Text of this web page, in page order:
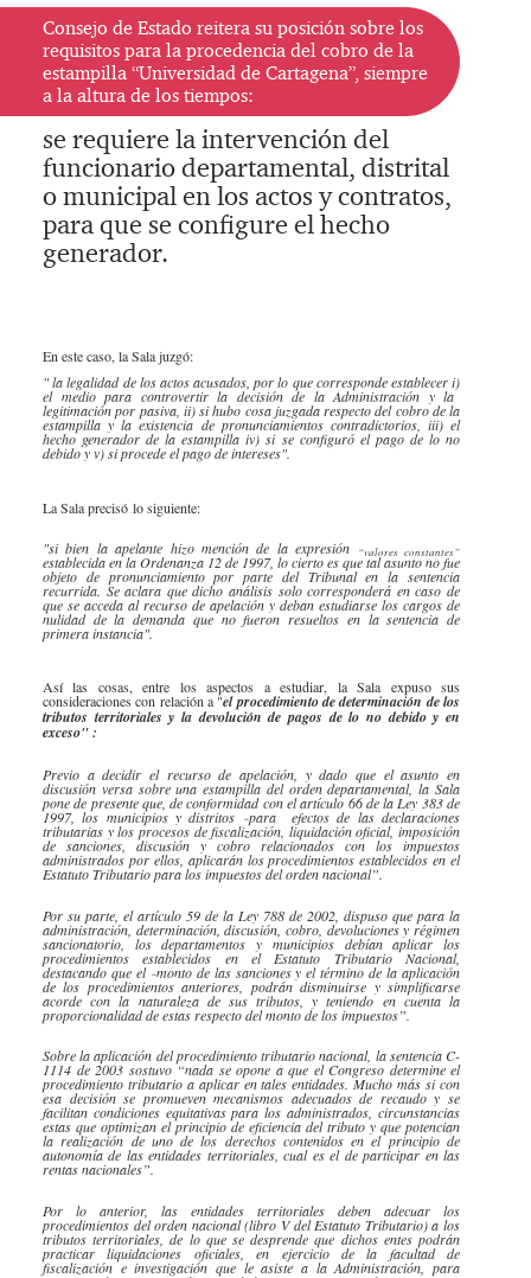
2023
2022
2021
2020
2019
2018
2017
activación
Instructivo
consulta App
Instructivo
consulta Web
Impuestos Territoriales, Litigios,
Regimen SIMPLE
Derecho corporativo, Comercio exterior,
Fusiones y adquisiciones
Impuesto sobre la renta, impuesto al
patrimonio y precios de la transferencia
IVA, Impuesto nacional al consumo GMF
y otros tributos
Boletines /Newsletter /信息推送
Servicios tributarios
PwC Colombia
Consejo de Estado reitera su posición sobre los
requisitos para la procedencia del cobro de la
estampilla “Universidad de Cartagena”, siempre
a la altura de los tiempos:
se requiere la intervención del
funcionario departamental, distrital
o municipal en los actos y contratos,
para que se configure el hecho
generador.
En este caso, la Sala juzgó:
" la legalidad de los actos acusados, por lo que corresponde estableceri)
el medio para controvertir la decisión de la Administración y la
legitimación por pasiva, ii)si hubo cosa juzgada respecto del cobro de la
estampilla y la existencia de pronunciamientos contradictorios, iii) el
hecho generador de la estampillaiv) si se configuró el pago de lo no
debido yv)si procede el pago de intereses".
La Sala precisó lo siguiente:
"si bien la apelante hizo mención de la expresión “valores constantes”
establecida en la Ordenanza 12 de 1997, lo cierto es que tal asunto no fue
objeto de pronunciamiento por parte del Tribunal en la sentencia
recurrida. Se aclara que dicho análisis solo corresponderá en caso de
que se acceda al recurso de apelación y deban estudiarse los cargos de
nulidad de la demanda que no fueron resueltos en la sentencia de
primera instancia".
Así las cosas, entre los aspectos a estudiar, la Sala expuso sus
consideraciones con relación a "el procedimiento de determinación de los
tributos territoriales y la devolución de pagos de lo no debido y en
exceso" :
Previo a decidir el recurso de apelación, y dado que el asunto en
discusión versa sobre una estampilla del orden departamental, la Sala
pone de presente que, de conformidad con el artículo 66 de la Ley 383 de
1997, los municipios y distritos “para efectos de las declaraciones
tributarias y los procesos de fiscalización, liquidación oficial, imposición
de sanciones, discusión y cobro relacionados con los impuestos
administrados por ellos, aplicarán los procedimientos establecidos en el
Estatuto Tributario para los impuestos del orden nacional”.
Por su parte, el artículo 59 de la Ley 788 de 2002, dispuso que para la
administración, determinación, discusión, cobro, devoluciones y régimen
sancionatorio, los departamentos y municipios debían aplicar los
procedimientos establecidos en el Estatuto Tributario Nacional,
destacando que el “monto de las sanciones y el término de la aplicación
de los procedimientos anteriores, podrán disminuirse y simplificarse
acorde con la naturaleza de sus tributos, y teniendo en cuenta la
proporcionalidad de estas respecto del monto de los impuestos”.
Sobre la aplicación del procedimiento tributario nacional, la sentencia C-
1114 de 2003 sostuvo “nada se opone a que el Congreso determine el
procedimiento tributario a aplicar en tales entidades. Mucho más si con
esa decisión se promueven mecanismos adecuados de recaudo y se
facilitan condiciones equitativas para los administrados, circunstancias
estas que optimizan el principio de eficiencia del tributo y que potencian
la realización de uno de los derechos contenidos en el principio de
autonomía de las entidades territoriales, cual es el de participar en las
rentas nacionales”.
Por lo anterior, las entidades territoriales deben adecuar los
procedimientos del orden nacional (libro V del Estatuto Tributario) a los
tributos territoriales, de lo que se desprende que dichos entes podrán
practicar liquidaciones oficiales, en ejercicio de la facultad de
fiscalización e investigación que le asiste a la Administración, para